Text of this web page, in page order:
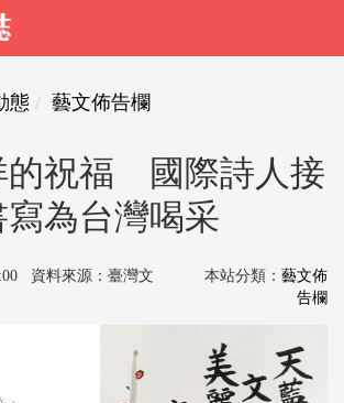
態 藝文佈告欄
的祝福 國際詩人接
為台灣喝采
資料來源：臺灣文
本站分類： 藝文佈
告欄